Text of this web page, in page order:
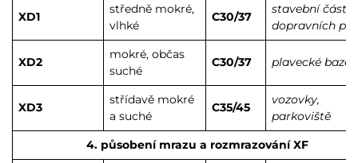
XD1
středně mokré,
vlhké
C30/37
stavební části
dopravních
XD2
mokré, občas
suché
C30/37 plavecké
XD3
střídavě mokré
a suché
C35/45
vozovky,
parkoviště
4. působení mrazu a rozmrazování XF